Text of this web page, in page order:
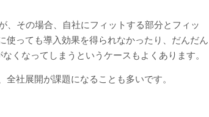
、その場合、自社にフィットする部分とフィッ
使っても導入効果を得られなかったり、だんだん
くなってしまうというケースもよくあります。
社展開が課題になることも多いです。